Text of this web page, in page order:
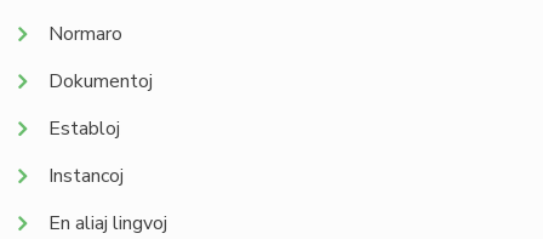
Normaro
Dokumentoj
Establoj
Instancoj
En aliaj lingvoj